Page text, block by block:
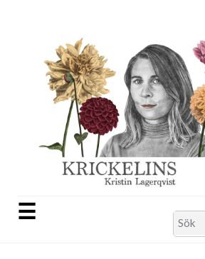
☰
Search
for: